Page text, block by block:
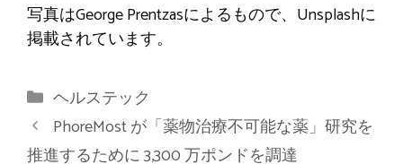
写真はGeorge Prentzasによるもので、Unsplashに
掲載されています。
カ
テ
ゴ
ヘルステック
PhoreMost が「薬物治療不可能な薬」研究を
推進するために 3,300 万ポンドを調達